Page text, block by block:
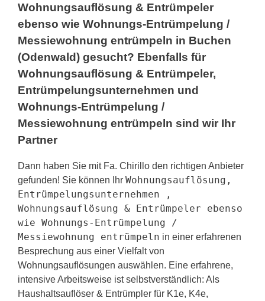
Wohnungsauflösung & Entrümpeler
ebenso wie Wohnungs-Entrümpelung /
Messiewohnung entrümpeln in Buchen
(Odenwald) gesucht? Ebenfalls für
Wohnungsauflösung & Entrümpeler,
Entrümpelungsunternehmen und
Wohnungs-Entrümpelung /
Messiewohnung entrümpeln sind wir Ihr
Partner
Dann haben Sie mit Fa. Chirillo den richtigen Anbieter
gefunden! Sie können Ihr Wohnungsauflösung,
Entrümpelungsunternehmen ,
Wohnungsauflösung & Entrümpeler ebenso
wie Wohnungs-Entrümpelung /
Messiewohnung entrümpeln in einer erfahrenen
Besprechung aus einer Vielfalt von
Wohnungsauflösungen auswählen. Eine erfahrene,
intensive Arbeitsweise ist selbstverständlich: Als
Haushaltsauflöser & Entrümpler für K1e, K4e,